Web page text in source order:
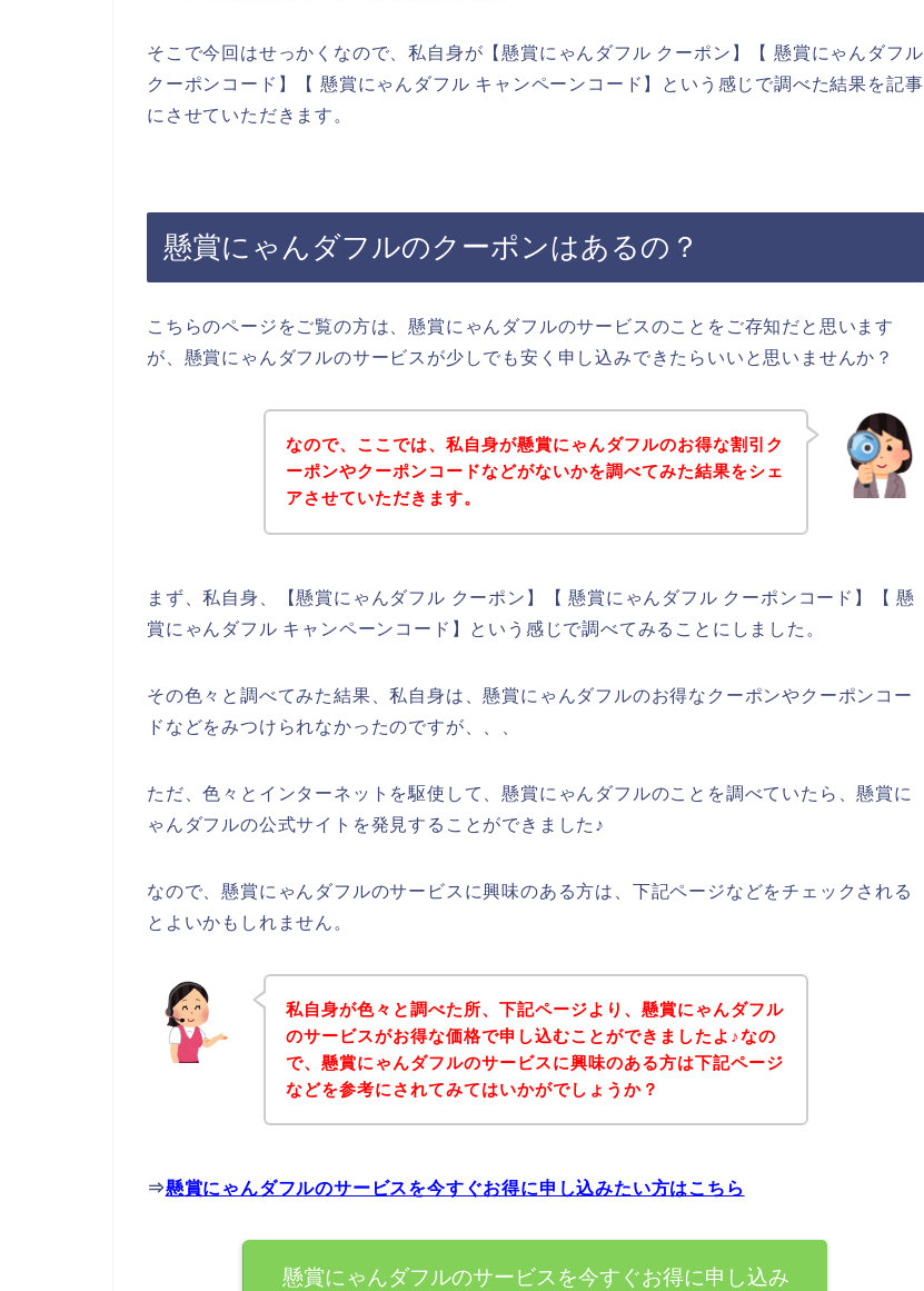
そこで今回はせっかくなので、私自身が【懸賞にゃんダフル クーポン】【 懸賞にゃんダフル
クーポンコード】【 懸賞にゃんダフル キャンペーンコード】という感じで調べた結果を記事
にさせていただきます。
懸賞にゃんダフルのクーポンはあるの？
こちらのページをご覧の方は、懸賞にゃんダフルのサービスのことをご存知だと思います
が、懸賞にゃんダフルのサービスが少しでも安く申し込みできたらいいと思いませんか？
なので、ここでは、私自身が懸賞にゃんダフルのお得な割引ク
ーポンやクーポンコードなどがないかを調べてみた結果をシェ
アさせていただきます。
まず、私自身、【懸賞にゃんダフル クーポン】【 懸賞にゃんダフル クーポンコード】【 懸
賞にゃんダフル キャンペーンコード】という感じで調べてみることにしました。
その色々と調べてみた結果、私自身は、懸賞にゃんダフルのお得なクーポンやクーポンコー
ドなどをみつけられなかったのですが、、、
ただ、色々とインターネットを駆使して、懸賞にゃんダフルのことを調べていたら、懸賞に
ゃんダフルの公式サイトを発見することができました♪
なので、懸賞にゃんダフルのサービスに興味のある方は、下記ページなどをチェックされる
とよいかもしれません。
私自身が色々と調べた所、下記ページより、懸賞にゃんダフル
のサービスがお得な価格で申し込むことができましたよ♪なの
で、懸賞にゃんダフルのサービスに興味のある方は下記ページ
などを参考にされてみてはいかがでしょうか？
⇒懸賞にゃんダフルのサービスを今すぐお得に申し込みたい方はこちら
懸賞にゃんダフルのサービスを今すぐお得に申し込み